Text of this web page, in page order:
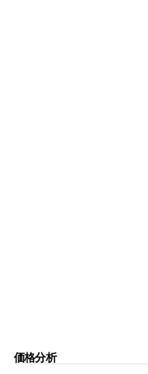
価格分析